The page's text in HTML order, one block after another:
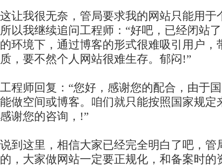
这让我很无奈，管局要求我的网站只能用于
所以我继续追问工程师：“好吧，已经闭站
的环境下，通过博客的形式很难吸引用户，
质，要不然个人网站很难生存。郁闷!”
工程师回复：“您好，感谢您的配合，由于
能做空间或博客。咱们就只能按照国家规定
感谢您的咨询，!”
说到这里，相信大家已经完全明白了吧，管
的，大家做网站一定要正规化，和备案时的